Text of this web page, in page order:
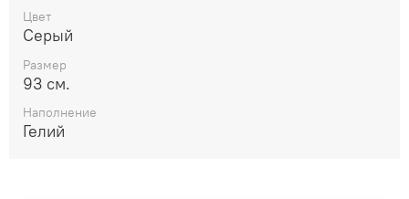
Цвет
Серый
Размер
93 см.
Наполнение
Гелий